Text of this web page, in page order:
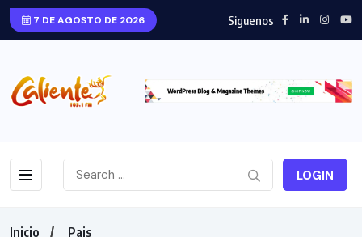
7 DE AGOSTO DE 2026 Siguenos
LOGIN
Inicio
Pais